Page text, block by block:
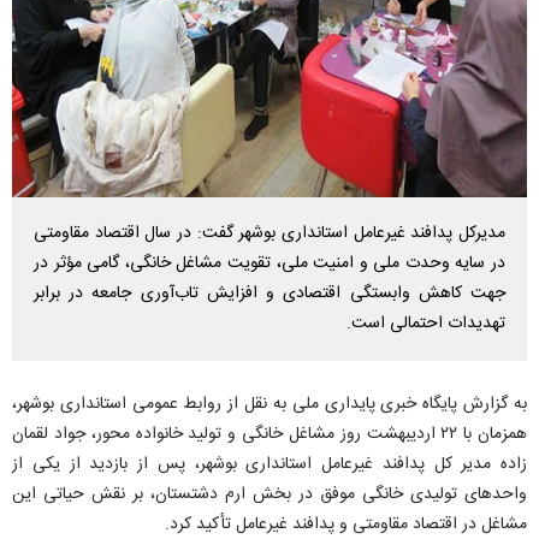
مدیرکل پدافند غیرعامل استانداری بوشهر گفت: در سال اقتصاد مقاومتی
در سایه وحدت ملی و امنیت ملی، تقویت مشاغل خانگی، گامی مؤثر در
جهت کاهش وابستگی اقتصادی و افزایش تاب‌آوری جامعه در برابر
تهدیدات احتمالی است.
به گزارش پایگاه خبری پایداری ملی به نقل از روابط عمومی استانداری بوشهر،
همزمان با ۲۲ اردیبهشت روز مشاغل خانگی و تولید خانواده محور، جواد لقمان
زاده مدیر کل پدافند غیرعامل استانداری بوشهر، پس از بازدید از یکی از
واحد‌های تولیدی خانگی موفق در بخش ارم دشتستان، بر نقش حیاتی این
مشاغل در اقتصاد مقاومتی و پدافند غیرعامل تأکید کرد.